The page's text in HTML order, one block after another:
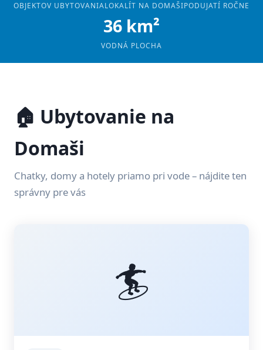
OBJEKTOV UBYTOVANIALOKALÍT NA DOMAŠIPODUJATÍ ROČNE
36 km²
VODNÁ PLOCHA
🏠 Ubytovanie na
Domaši
Chatky, domy a hotely priamo pri vode – nájdite ten
správny pre vás
🏄